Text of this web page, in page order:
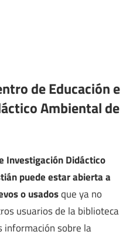
de Educación e
Ambiental de
Investigación Didáctico
puede estar abierta a
o usadosque ya no
usuarios de la biblioteca
información sobre la